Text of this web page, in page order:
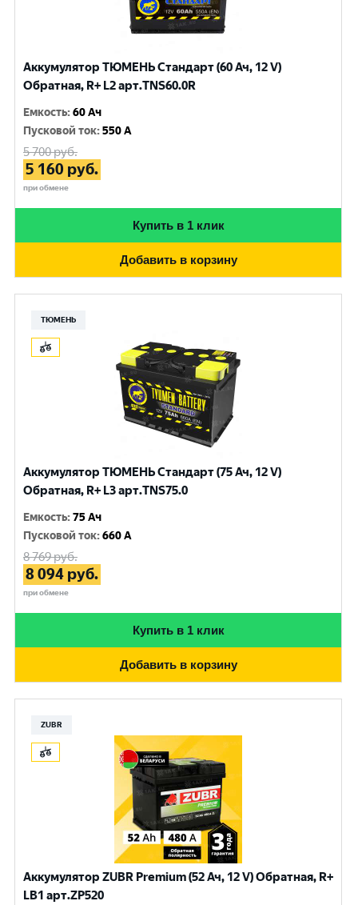
Аккумулятор ТЮМЕНЬ Стандарт (60 Ач, 12 V)
Обратная, R+ L2 арт.TNS60.0R
Емкость:60 Ач
Пусковой ток:550 A
5 700руб.
5 160 руб.
при обмене
Купить в 1 клик
Добавить в корзину
ТЮМЕНЬ
Аккумулятор ТЮМЕНЬ Стандарт (75 Ач, 12 V)
Обратная, R+ L3 арт.TNS75.0
Емкость:75 Ач
Пусковой ток:660 A
8 769руб.
8 094 руб.
при обмене
Купить в 1 клик
Добавить в корзину
ZUBR
Аккумулятор ZUBR Premium (52 Ач, 12 V) Обратная, R+
LB1 арт.ZP520